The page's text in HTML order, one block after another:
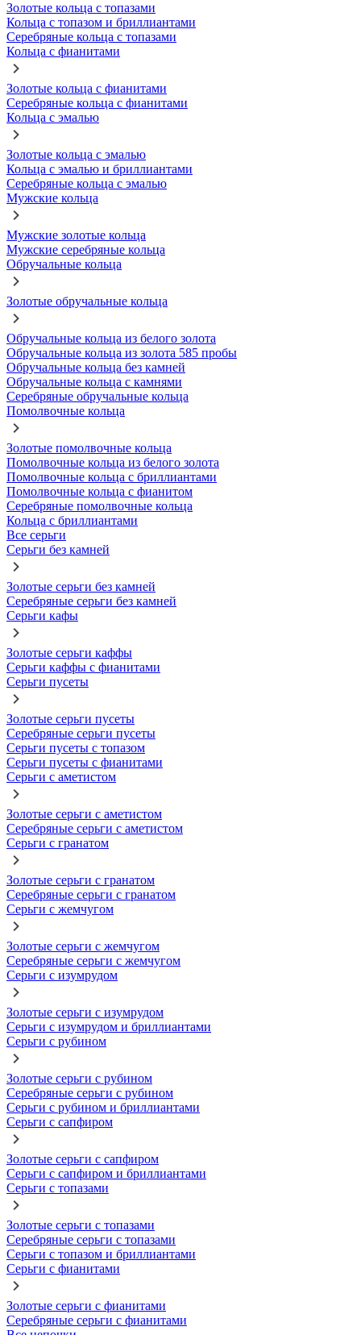
Золотые кольца с топазами
Кольца с топазом и бриллиантами
Серебряные кольца с топазами
Кольца с фианитами
Золотые кольца с фианитами
Серебряные кольца с фианитами
Кольца с эмалью
Золотые кольца с эмалью
Кольца с эмалью и бриллиантами
Серебряные кольца с эмалью
Мужские кольца
Мужские золотые кольца
Мужские серебряные кольца
Обручальные кольца
Золотые обручальные кольца
Обручальные кольца из белого золота
Обручальные кольца из золота 585 пробы
Обручальные кольца без камней
Обручальные кольца с камнями
Серебряные обручальные кольца
Помолвочные кольца
Золотые помолвочные кольца
Помолвочные кольца из белого золота
Помолвочные кольца с бриллиантами
Помолвочные кольца с фианитом
Серебряные помолвочные кольца
Кольца с бриллиантами
Все серьги
Серьги без камней
Золотые серьги без камней
Серебряные серьги без камней
Серьги кафы
Золотые серьги каффы
Серьги каффы с фианитами
Серьги пусеты
Золотые серьги пусеты
Серебряные серьги пусеты
Серьги пусеты с топазом
Серьги пусеты с фианитами
Серьги с аметистом
Золотые серьги с аметистом
Серебряные серьги с аметистом
Серьги с гранатом
Золотые серьги с гранатом
Серебряные серьги с гранатом
Серьги с жемчугом
Золотые серьги с жемчугом
Серебряные серьги с жемчугом
Серьги с изумрудом
Золотые серьги с изумрудом
Серьги с изумрудом и бриллиантами
Серьги с рубином
Золотые серьги с рубином
Серебряные серьги с рубином
Серьги с рубином и бриллиантами
Серьги с сапфиром
Золотые серьги с сапфиром
Серьги с сапфиром и бриллиантами
Серьги с топазами
Золотые серьги с топазами
Серебряные серьги с топазами
Серьги с топазом и бриллиантами
Серьги с фианитами
Золотые серьги с фианитами
Серебряные серьги с фианитами